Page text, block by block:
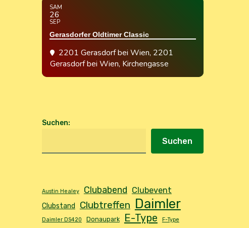
SAM
26
SEP
Gerasdorfer Oldtimer Classic
2201 Gerasdorf bei Wien, 2201
Gerasdorf bei Wien, Kirchengasse
Suchen:
Suchen
Austin Healey Clubabend Clubevent
Clubstand Clubtreffen Daimler
Daimler DS420 Donaupark E-Type F-Type